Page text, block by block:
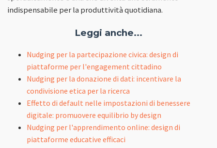
indispensabile per la produttività quotidiana.
Leggi anche...
Nudging per la partecipazione civica: design di
piattaforme per l'engagement cittadino
Nudging per la donazione di dati: incentivare la
condivisione etica per la ricerca
Effetto di default nelle impostazioni di benessere
digitale: promuovere equilibrio by design
Nudging per l'apprendimento online: design di
piattaforme educative efficaci